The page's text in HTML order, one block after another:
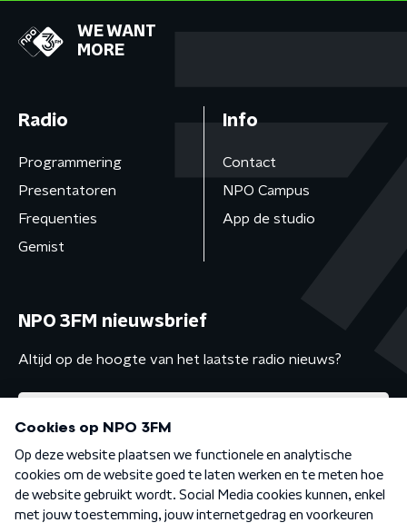
WE WANT
MORE
Radio
Programmering
Presentatoren
Frequenties
Gemist
Info
Contact
NPO Campus
App de studio
NPO 3FM nieuwsbrief
Altijd op de hoogte van het laatste radio nieuws?
Algemene voorwaarden Privacybeleid